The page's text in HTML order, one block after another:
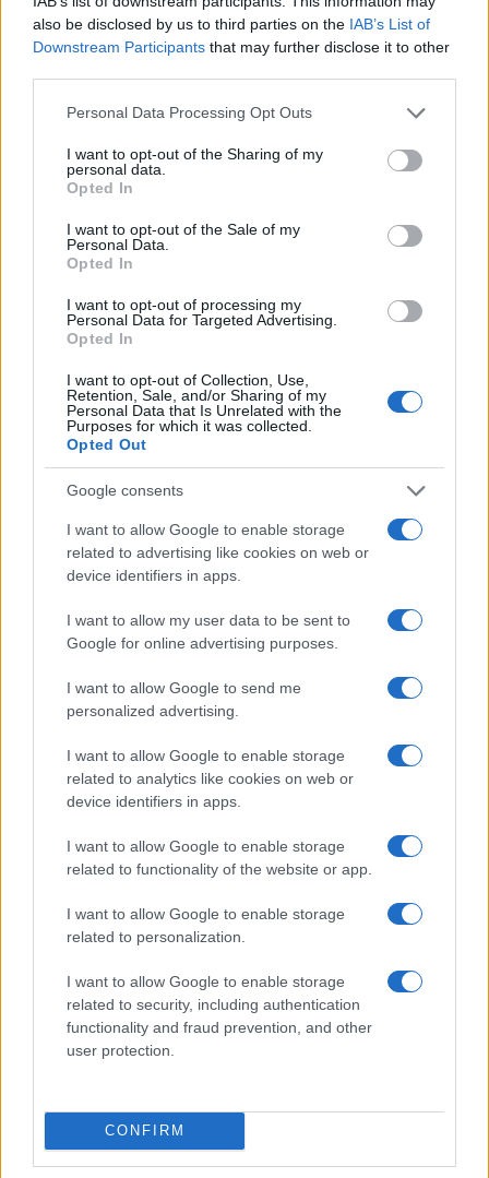
also be disclosed by us to third parties on the IAB’s List of
Downstream Participants that may further disclose it to other
Please note that this website/app uses one or more Google
not limited to your visit or usage behaviour. You may click to
grant or deny consent to Google and its third-party tags to
use your data for below specified purposes in below Google
consent section.
Personal Data Processing Opt Outs
I want to opt-out of the Sharing of my
personal data.
Opted In
I want to opt-out of the Sale of my
Personal Data.
Opted In
I want to opt-out of processing my
Personal Data for Targeted Advertising.
Opted In
I want to opt-out of Collection, Use,
Retention, Sale, and/or Sharing of my
Personal Data that Is Unrelated with the
Purposes for which it was collected.
Opted Out
Google consents
I want to allow Google to enable storage
related to advertising like cookies on web or
device identifiers in apps.
I want to allow my user data to be sent to
Google for online advertising purposes.
I want to allow Google to send me
personalized advertising.
I want to allow Google to enable storage
related to analytics like cookies on web or
device identifiers in apps.
I want to allow Google to enable storage
related to functionality of the website or app.
I want to allow Google to enable storage
related to personalization.
I want to allow Google to enable storage
related to security, including authentication
functionality and fraud prevention, and other
user protection.
CONFIRM
Continue lendo
NÃO CLASSIFICADO
Redução histórica do desmatamento na Amazônia entre agosto
de 2026 e julho de 2026
Beatriz Almeida · 7 ago 2026
NÃO CLASSIFICADO
Brent cai 8.3% e arrasta petróleo e ouro para baixo
NÃO CLASSIFICADO